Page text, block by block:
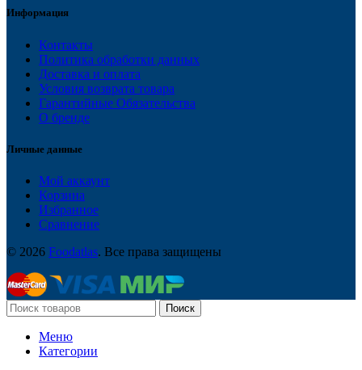
Информация
Контакты
Политика обработки данных
Доставка и оплата
Условия возврата товара
Гарантийные Обязательства
О бренде
Личные данные
Мой аккаунт
Корзина
Избранное
Сравнение
© 2026 Foodatlas. Все права защищены
Поиск
Меню
Категории